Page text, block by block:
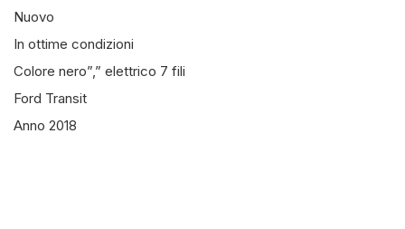
Nuovo
In ottime condizioni
Colore nero”,” elettrico 7 fili
Ford Transit
Anno 2018